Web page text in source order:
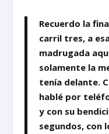
Recuerdo la
carril tres, a
madrugada
solamente la
tenía delante.
hablé por
y con su
segundos, con